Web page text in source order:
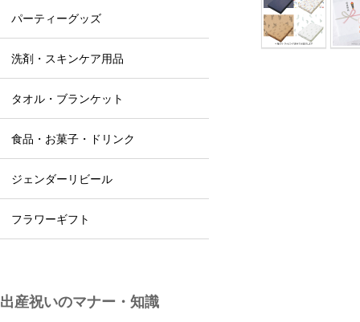
パーティーグッズ
洗剤・スキンケア用品
タオル・ブランケット
食品・お菓子・ドリンク
ジェンダーリビール
フラワーギフト
出産祝いのマナー・知識